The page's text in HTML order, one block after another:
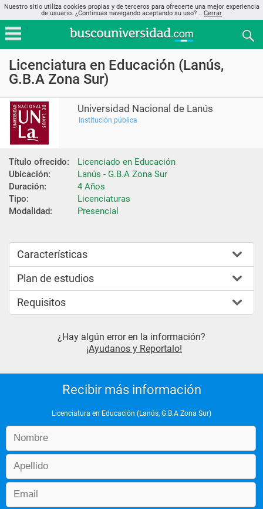
Nuestro sitio utiliza cookies propias y de terceros para ofrecerte una mejor experiencia
de usuario. ¿Continuas navegando aceptando su uso? .. Cerrar
Licenciatura en Educación (Lanús,
G.B.A Zona Sur)
Universidad Nacional de Lanús
Institución pública
Título ofrecido:
Licenciado en Educación
Ubicación:
Lanús - G.B.A Zona Sur
Duración:
4 Años
Tipo:
Licenciaturas
Modalidad:
Presencial
Características
Plan de estudios
Requisitos
¿Hay algún error en la información?
¡Ayudanos y Reportalo!
Recibir más información
Licenciatura en Educación (Lanús, G.B.A Zona Sur)